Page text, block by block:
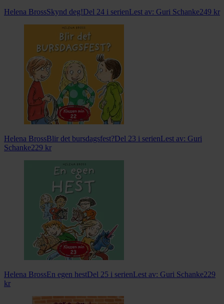
Helena BrossSkynd deg!Del 24 i serienLest av: Guri Schanke249 kr
Helena BrossBlir det bursdagsfest?Del 23 i serienLest av: Guri
Schanke229 kr
Helena BrossEn egen hestDel 25 i serienLest av: Guri Schanke229
kr